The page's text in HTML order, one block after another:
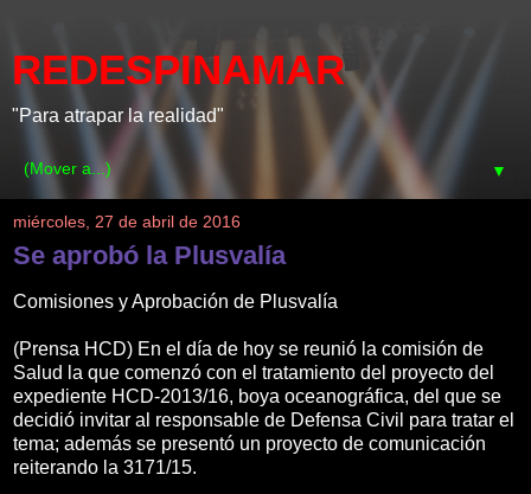
REDESPINAMAR
"Para atrapar la realidad"
▼
miércoles, 27 de abril de 2016
Se aprobó la Plusvalía
Comisiones y Aprobación de Plusvalía
(Prensa HCD) En el día de hoy se reunió la comisión de
Salud la que comenzó con el tratamiento del proyecto del
expediente HCD-2013/16, boya oceanográfica, del que se
decidió invitar al responsable de Defensa Civil para tratar el
tema; además se presentó un proyecto de comunicación
reiterando la 3171/15.